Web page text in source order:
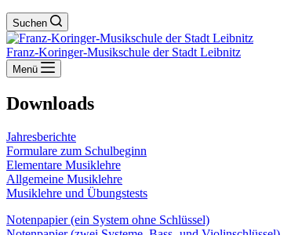
Suchen
Franz-Koringer-Musikschule der Stadt Leibnitz
Menü
Downloads
Jahresberichte
Formulare zum Schulbeginn
Elementare Musiklehre
Allgemeine Musiklehre
Musiklehre und Übungstests
Notenpapier (ein System ohne Schlüssel)